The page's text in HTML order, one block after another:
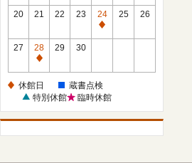
館
館
20 21 22 23
24
休
25 26
27
28
休
日
29 30
休館日
蔵書点検
特別休館
臨時休館